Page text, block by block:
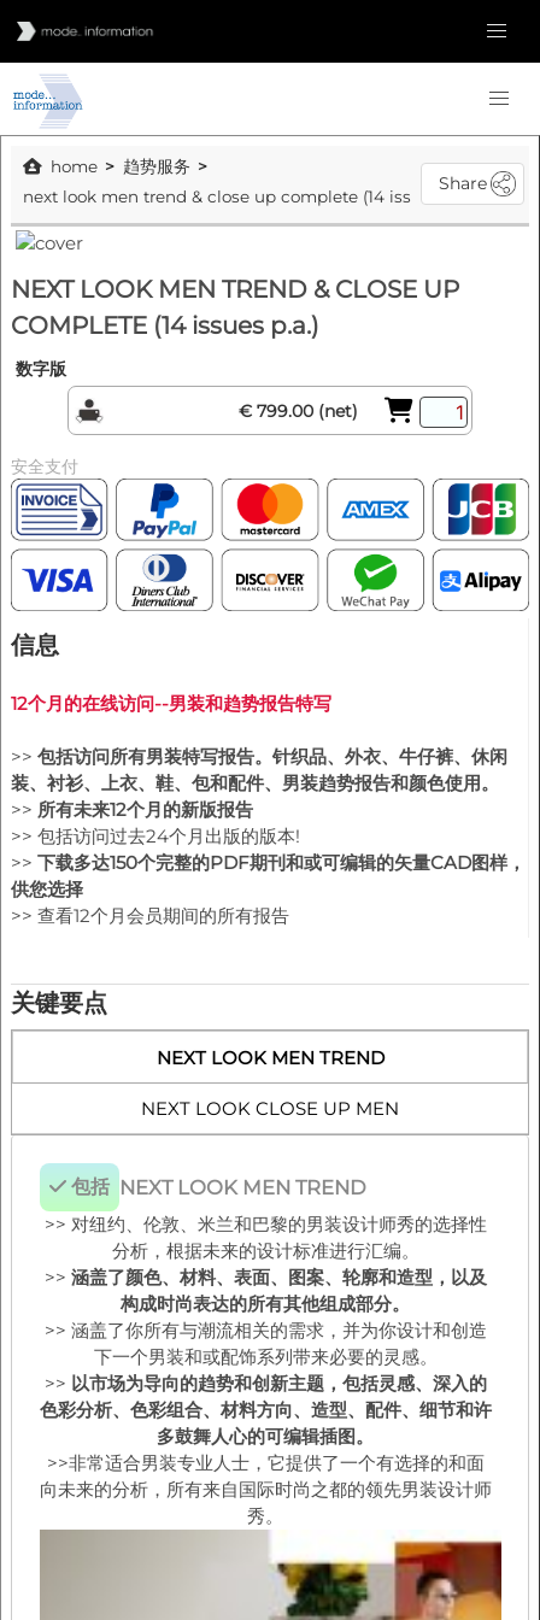
home
趋势服务
Share
NEXT LOOK MEN TREND & CLOSE UP
COMPLETE (14 issues p.a.)
数字版
€ 799.00 (net)
安全支付
信息
12个月的在线访问--男装和趋势报告特写
>> 包括访问所有男装特写报告。针织品、外衣、牛仔裤、休闲
装、衬衫、上衣、鞋、包和配件、男装趋势报告和颜色使用。
>> 所有未来12个月的新版报告
>> 包括访问过去24个月出版的版本!
>> 下载多达150个完整的PDF期刊和或可编辑的矢量CAD图样，
供您选择
>> 查看12个月会员期间的所有报告
关键要点
NEXT LOOK MEN TREND
NEXT LOOK CLOSE UP MEN
包括 NEXT LOOK MEN TREND
>> 对纽约、伦敦、米兰和巴黎的男装设计师秀的选择性
分析，根据未来的设计标准进行汇编。
>> 涵盖了颜色、材料、表面、图案、轮廓和造型，以及
构成时尚表达的所有其他组成部分。
>> 涵盖了你所有与潮流相关的需求，并为你设计和创造
下一个男装和或配饰系列带来必要的灵感。
>> 以市场为导向的趋势和创新主题，包括灵感、深入的
色彩分析、色彩组合、材料方向、造型、配件、细节和许
多鼓舞人心的可编辑插图。
>>非常适合男装专业人士，它提供了一个有选择的和面
向未来的分析，所有来自国际时尚之都的领先男装设计师
秀。